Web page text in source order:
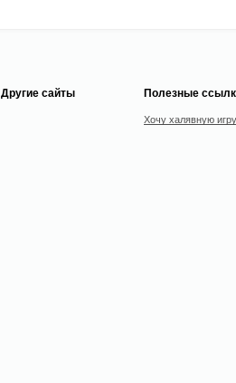
Другие сайты Полезные
Хочу халявную игру